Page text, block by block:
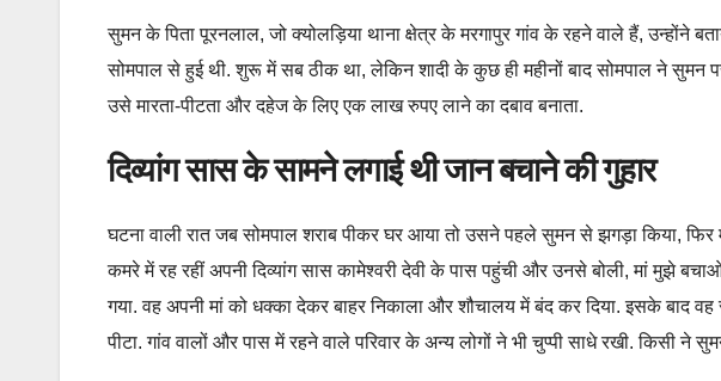
सुमन के पिता पूरनलाल, जो क्योलड़िया थाना क्षेत्र के मरगापुर गांव के रहने वाले हैं, उन्होंने
सोमपाल से हुई थी. शुरू में सब ठीक था, लेकिन शादी के कुछ ही महीनों बाद सोमपाल ने सुमन
उसे मारता-पीटता और दहेज के लिए एक लाख रुपए लाने का दबाव बनाता.
दिव्यांग सास के सामने लगाई थी जान बचाने की गुहार
घटना वाली रात जब सोमपाल शराब पीकर घर आया तो उसने पहले सुमन से झगड़ा किया,
कमरे में रह रहीं अपनी दिव्यांग सास कामेश्वरी देवी के पास पहुंची और उनसे बोली, मां मुझे
गया. वह अपनी मां को धक्का देकर बाहर निकाला और शौचालय में बंद कर दिया. इसके बाद
पीटा. गांव वालों और पास में रहने वाले परिवार के अन्य लोगों ने भी चुप्पी साधे रखी. किसी ने